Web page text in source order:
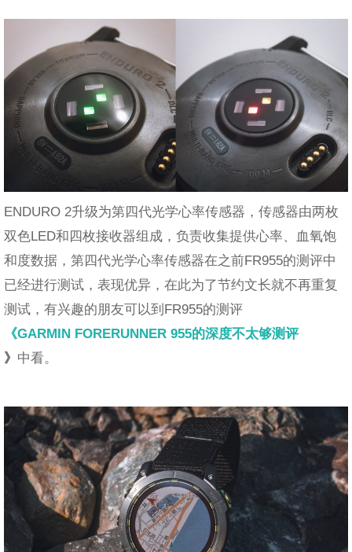
ENDURO 2升级为第四代光学心率传感器，传感器由两枚
双色LED和四枚接收器组成，负责收集提供心率、血氧饱
和度数据，第四代光学心率传感器在之前FR955的测评中
已经进行测试，表现优异，在此为了节约文长就不再重复
测试，有兴趣的朋友可以到FR955的测评
《GARMIN FORERUNNER 955的深度不太够测评
》 中看。